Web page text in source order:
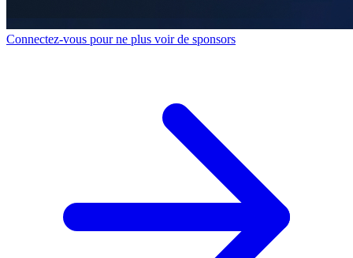
Connectez-vous pour ne plus voir de sponsors